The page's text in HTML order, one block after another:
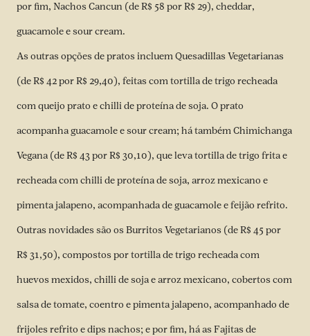
por fim, Nachos Cancun (de R$ 58 por R$ 29), cheddar,
guacamole e sour cream.
As outras opções de pratos incluem Quesadillas Vegetarianas
(de R$ 42 por R$ 29,40), feitas com tortilla de trigo recheada
com queijo prato e chilli de proteína de soja. O prato
acompanha guacamole e sour cream; há também Chimichanga
Vegana (de R$ 43 por R$ 30,10), que leva tortilla de trigo frita e
recheada com chilli de proteína de soja, arroz mexicano e
pimenta jalapeno, acompanhada de guacamole e feijão refrito.
Outras novidades são os Burritos Vegetarianos (de R$ 45 por
R$ 31,50), compostos por tortilla de trigo recheada com
huevos mexidos, chilli de soja e arroz mexicano, cobertos com
salsa de tomate, coentro e pimenta jalapeno, acompanhado de
frijoles refrito e dips nachos; e por fim, há as Fajitas de